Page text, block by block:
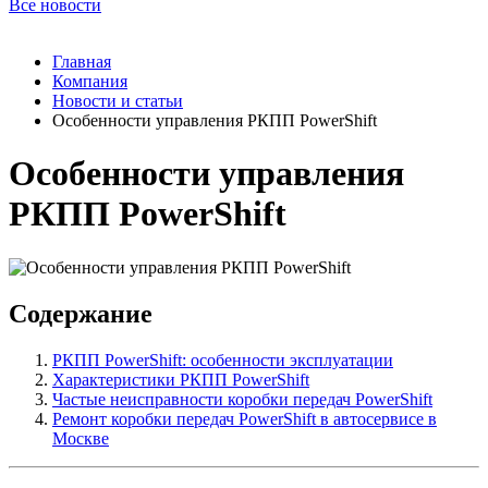
Все новости
Главная
Компания
Новости и статьи
Особенности управления РКПП PowerShift
Особенности управления
РКПП PowerShift
Содержание
РКПП PowerShift: особенности эксплуатации
Характеристики РКПП PowerShift
Частые неисправности коробки передач PowerShift
Ремонт коробки передач PowerShift в автосервисе в
Москве